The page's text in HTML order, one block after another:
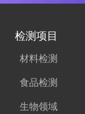
检测项目
材料检测
食品检测
生物领域